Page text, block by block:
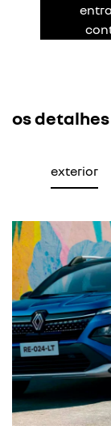
os
exterior